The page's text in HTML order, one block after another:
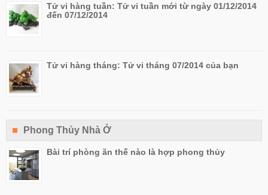
Tử vi hàng tuần: Tử vi tuần mới từ ngày 01/12/2014
đến 07/12/2014
Tử vi hàng tháng: Tử vi tháng 07/2014 của bạn
Phong Thủy Nhà Ở
Bài trí phòng ăn thế nào là hợp phong thủy